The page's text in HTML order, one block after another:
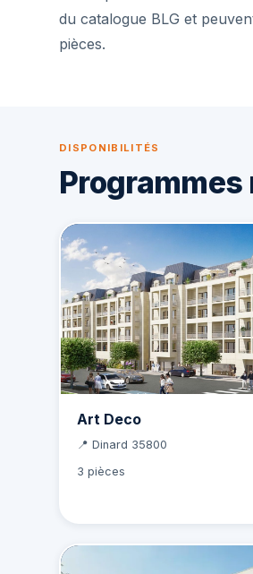
du catalogue BLG et
pièces.
DISPONIBILITÉS
Programmes
Art Deco
📍 Dinard 35800
3 pièces